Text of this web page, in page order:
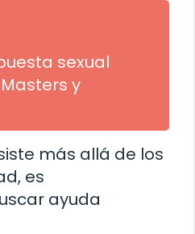
sexual
y
más allá de los
es
ayuda